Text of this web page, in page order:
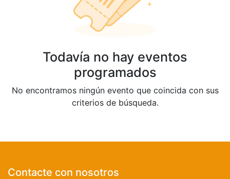
Todavía no hay eventos
programados
No encontramos ningún evento que coincida con sus
criterios de búsqueda.
Contacte con nosotros